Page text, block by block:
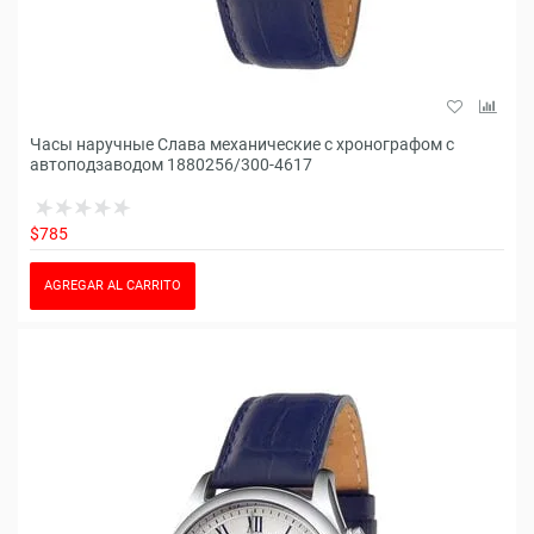
Часы наручные Слава механические с хронографом с
автоподзаводом 1880256/300-4617
$785
AGREGAR AL CARRITO